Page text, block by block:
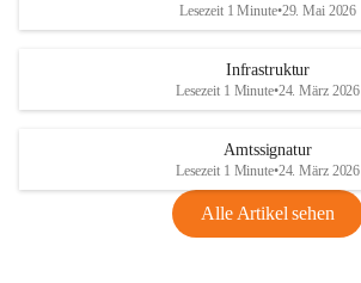
Lesezeit 1 Minute•29. Mai 2026
Infrastruktur
Lesezeit 1 Minute•24. März 2026
Amtssignatur
Lesezeit 1 Minute•24. März 2026
Alle Artikel sehen